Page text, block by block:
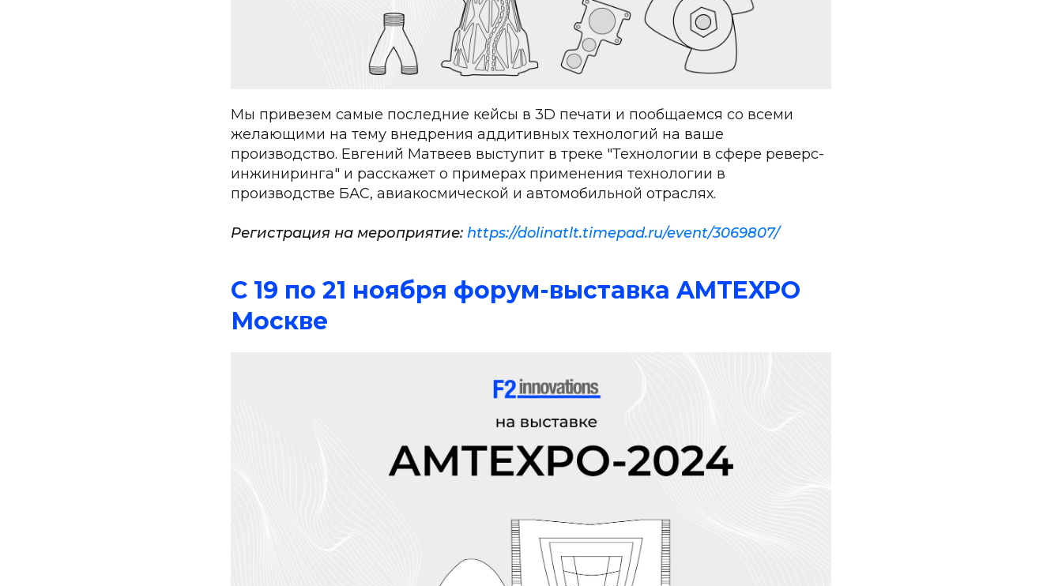
Мы привезем самые последние кейсы в 3D печати и пообщаемся со всеми
желающими на тему внедрения аддитивных технологий на ваше
производство. Евгений Матвеев выступит в треке "Технологии в сфере реверс-
инжиниринга" и расскажет о примерах применения технологии в
производстве БАС, авиакосмической и автомобильной отраслях.
Регистрация на мероприятие: https://dolinatlt.timepad.ru/event/3069807/
C 19 по 21 ноября форум-выставка AMTEXPO
Москве